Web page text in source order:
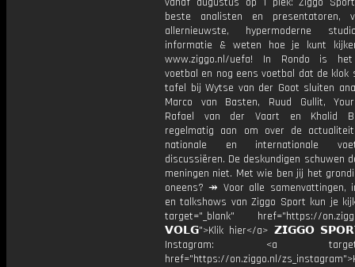
beste analisten en presentatoren,
allernieuwste, hypermoderne
informatie & weten hoe je kunt
www.ziggo.nl/uefa! In Rondo is
voetbal en nog eens voetbal dat de klok
tafel bij Wytse van der Goot sluiten
Marco van Basten, Ruud Gullit,
Rafael van der Vaart en Khalid
regelmatig aan om over de
nationale en internationale
discussiëren. De deskundigen schuwen
meningen niet. Met wie ben jij het
oneens? ↠ Voor alle samenvattingen,
en talkshows van Ziggo Sport kun je
target="_blank" href="https://
𝗩𝗢𝗟𝗚">Klik hier</a> 𝗭𝗜𝗚𝗚𝗢
Instagram: <a
href="https://on.ziggo.nl/